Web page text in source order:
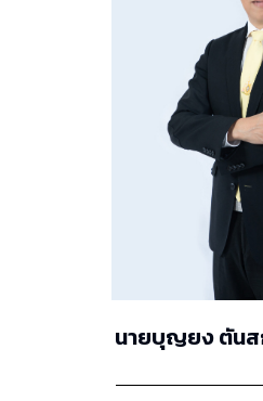
นายบุญยง ตัน